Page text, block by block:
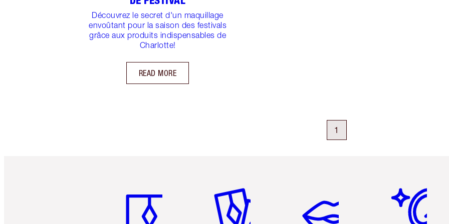
Découvrez le secret d'un maquillage
envoûtant pour la saison des festivals
grâce aux produits indispensables de
Charlotte!
READ MORE
1